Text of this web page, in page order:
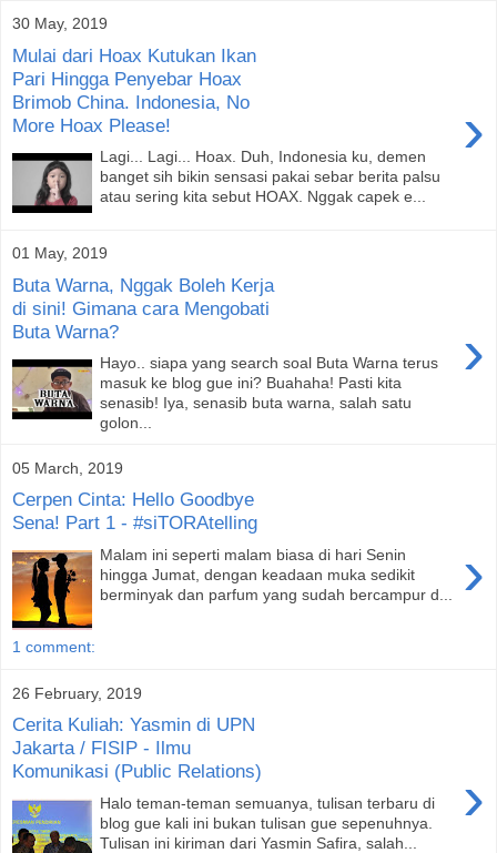
30 May, 2019
Mulai dari Hoax Kutukan Ikan
Pari Hingga Penyebar Hoax
Brimob China. Indonesia, No
More Hoax Please!
›
Lagi... Lagi... Hoax. Duh, Indonesia ku, demen
banget sih bikin sensasi pakai sebar berita palsu
atau sering kita sebut HOAX. Nggak capek e...
01 May, 2019
Buta Warna, Nggak Boleh Kerja
di sini! Gimana cara Mengobati
Buta Warna?
›
Hayo.. siapa yang search soal Buta Warna terus
masuk ke blog gue ini? Buahaha! Pasti kita
senasib! Iya, senasib buta warna, salah satu
golon...
05 March, 2019
Cerpen Cinta: Hello Goodbye
Sena! Part 1 - #siTORAtelling
›
Malam ini seperti malam biasa di hari Senin
hingga Jumat, dengan keadaan muka sedikit
berminyak dan parfum yang sudah bercampur d...
1 comment:
26 February, 2019
Cerita Kuliah: Yasmin di UPN
Jakarta / FISIP - Ilmu
Komunikasi (Public Relations)
›
Halo teman-teman semuanya, tulisan terbaru di
blog gue kali ini bukan tulisan gue sepenuhnya.
Tulisan ini kiriman dari Yasmin Safira, salah...